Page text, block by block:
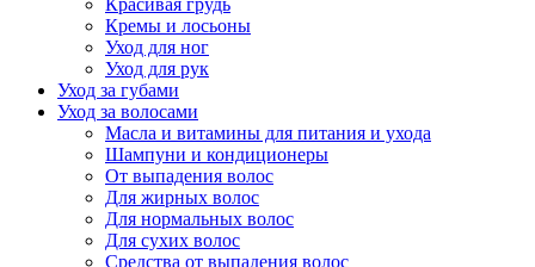
Красивая грудь
Кремы и лосьоны
Уход для ног
Уход для рук
Уход за губами
Уход за волосами
Масла и витамины для питания и ухода
Шампуни и кондиционеры
От выпадения волос
Для жирных волос
Для нормальных волос
Для сухих волос
Средства от выпадения волос